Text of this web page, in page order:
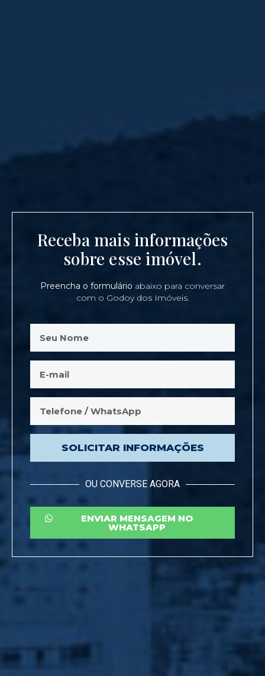
Receba mais informações
sobre esse imóvel.
Preencha o formulário abaixo para conversar
com o Godoy dos Imóveis.
SOLICITAR INFORMAÇÕES
OU CONVERSE AGORA
ENVIAR MENSAGEM NO
WHATSAPP